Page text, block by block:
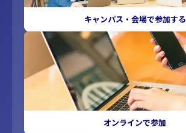
キャンパス・会場で参加する
オンラインで参加